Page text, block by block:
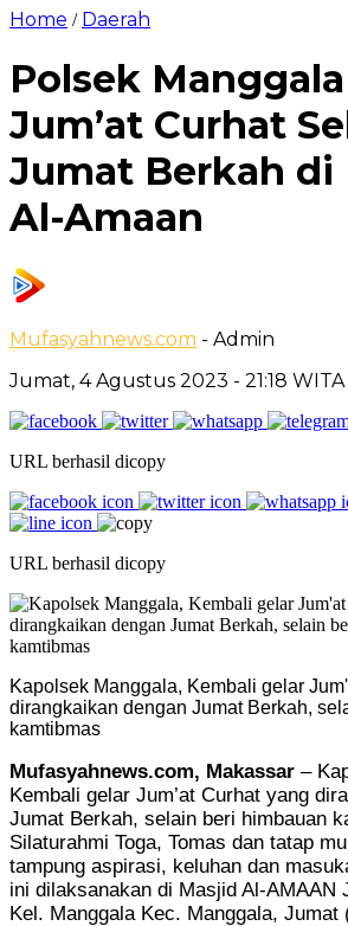
Home / Daerah
Polsek
Jum’at Curhat
Jumat Berkah di
Al-Amaan
Mufasyahnews.com - Admin
Jumat, 4 Agustus 2023 - 21:18 WITA
URL berhasil dicopy
URL berhasil dicopy
Kapolsek Manggala, Kembali gelar
dirangkaikan dengan Jumat Berkah,
kamtibmas
Mufasyahnews.com, Makassar –
Kembali gelar Jum’at Curhat yang
Jumat Berkah, selain beri himbauan
Silaturahmi Toga, Tomas dan tatap
tampung aspirasi, keluhan dan
ini dilaksanakan di Masjid Al-AMAAN
Kel. Manggala Kec. Manggala, Jumat